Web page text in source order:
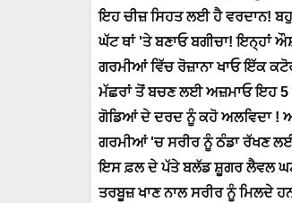
ਇਹ ਚੀਜ਼ ਸਿਹਤ ਲਈ ਹੈ ਵਰਦਾਨ!
ਘੱਟ ਥਾਂ 'ਤੇ ਬਣਾਓ ਬਗੀਚਾ! ਇਨ੍ਹਾਂ
ਗਰਮੀਆਂ ਵਿੱਚ ਰੋਜ਼ਾਨਾ ਖਾਓ ਇੱਕ
ਮੱਛਰਾਂ ਤੋਂ ਬਚਣ ਲਈ ਅਜ਼ਮਾਓ ਇਹ
ਗੋਡਿਆਂ ਦੇ ਦਰਦ ਨੂੰ ਕਹੋ ਅਲਵਿਦਾ !
ਗਰਮੀਆਂ 'ਚ ਸਰੀਰ ਨੂੰ ਠੰਡਾ ਰੱਖਣ
ਇਸ ਫ਼ਲ ਦੇ ਪੱਤੇ ਬਲੱਡ ਸ਼ੂਗਰ ਲੈਵਲ
ਤਰਬੂਜ਼ ਖਾਣ ਨਾਲ ਸਰੀਰ ਨੂੰ ਮਿਲਦੇ